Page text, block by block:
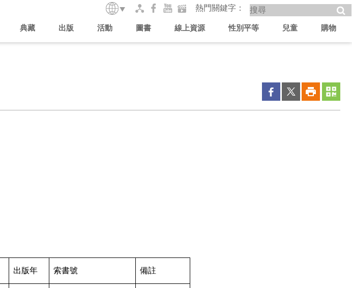
熱門關鍵字
典藏 出版 活動 圖書 線上資源 性別平等 兒童 購物
出版年 索書號 備註